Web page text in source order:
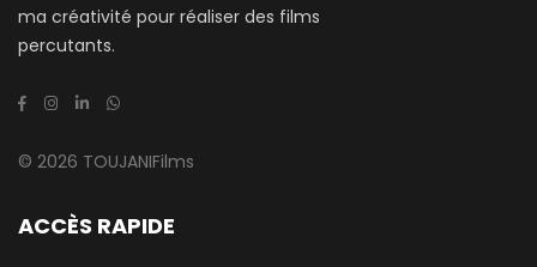
ma créativité pour réaliser des films
percutants.
© 2026 TOUJANIFilms
ACCÈS RAPIDE